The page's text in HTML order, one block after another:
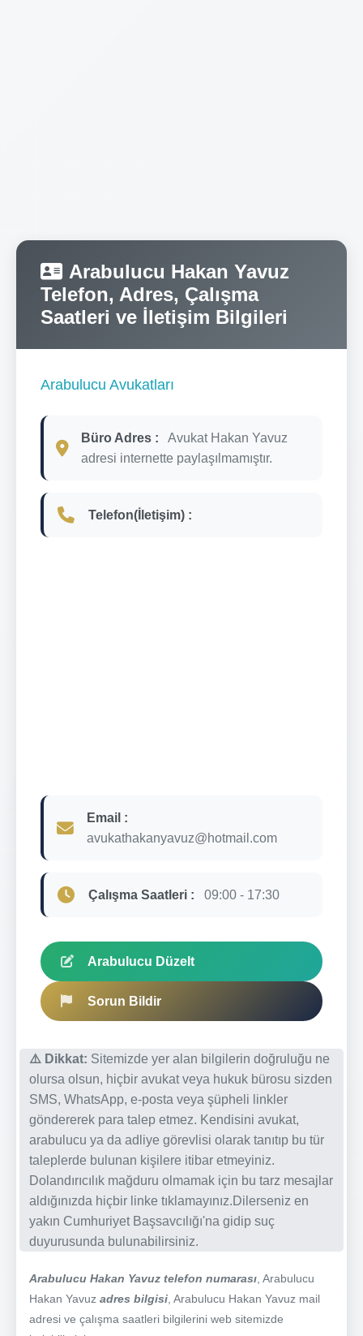
Arabulucu Hakan Yavuz
Telefon, Adres, Çalışma
Saatleri ve İletişim Bilgileri
Arabulucu Avukatları
Büro Adres :
Avukat Hakan Yavuz
adresi internette paylaşılmamıştır.
Telefon(İletişim) :
Email :
avukathakanyavuz@hotmail.com
Çalışma Saatleri : 09:00 - 17:30
Arabulucu Düzelt
Sorun Bildir
⚠️ Dikkat: Sitemizde yer alan bilgilerin doğruluğu ne
olursa olsun, hiçbir avukat veya hukuk bürosu sizden
SMS, WhatsApp, e-posta veya şüpheli linkler
göndererek para talep etmez. Kendisini avukat,
arabulucu ya da adliye görevlisi olarak tanıtıp bu tür
taleplerde bulunan kişilere itibar etmeyiniz.
Dolandırıcılık mağduru olmamak için bu tarz mesajlar
aldığınızda hiçbir linke tıklamayınız.Dilerseniz en
yakın Cumhuriyet Başsavcılığı'na gidip suç
duyurusunda bulunabilirsiniz.
Arabulucu Hakan Yavuz telefon numarası , Arabulucu
Hakan Yavuz adres bilgisi , Arabulucu Hakan Yavuz mail
adresi ve çalışma saatleri bilgilerini web sitemizde